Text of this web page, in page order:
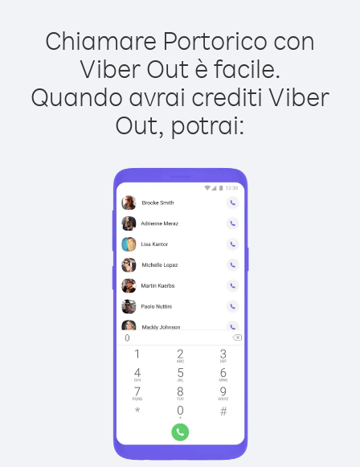
Chiamare Portorico con
Viber Out è facile.
Quando avrai crediti Viber
Out, potrai: